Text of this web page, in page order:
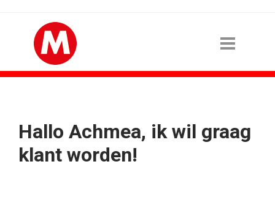
Hallo Achmea, ik wil graag
klant worden!